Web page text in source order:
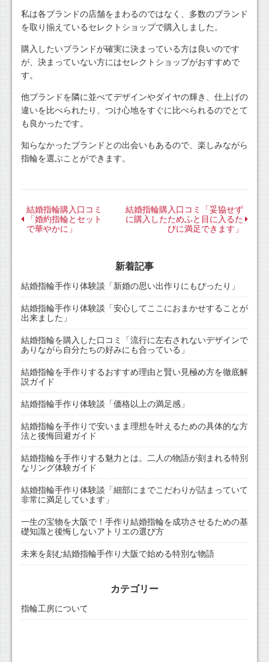
私は各ブランドの店舗をまわるのではなく、多数のブランド
を取り揃えているセレクトショップで購入しました。
購入したいブランドが確実に決まっている方は良いのです
が、決まっていない方にはセレクトショップがおすすめで
す。
他ブランドを隣に並べてデザインやダイヤの輝き、仕上げの
違いを比べられたり、つけ心地をすぐに比べられるのでとて
も良かったです。
知らなかったブランドとの出会いもあるので、楽しみながら
指輪を選ぶことができます。
結婚指輪購入口コミ
「婚約指輪とセット
で華やかに」
結婚指輪購入口コミ「妥協せず
に購入したためふと目に入るた
びに満足できます」
新着記事
結婚指輪手作り体験談「新婚の思い出作りにもぴったり」
結婚指輪手作り体験談「安心してここにおまかせすることが
出来ました」
結婚指輪を購入した口コミ「流行に左右されないデザインで
ありながら自分たちの好みにも合っている」
結婚指輪を手作りするおすすめ理由と賢い見極め方を徹底解
説ガイド
結婚指輪手作り体験談「価格以上の満足感」
結婚指輪を手作りで安いまま理想を叶えるための具体的な方
法と後悔回避ガイド
結婚指輪を手作りする魅力とは。二人の物語が刻まれる特別
なリング体験ガイド
結婚指輪手作り体験談「細部にまでこだわりが詰まっていて
非常に満足しています」
一生の宝物を大阪で！手作り結婚指輪を成功させるための基
礎知識と後悔しないアトリエの選び方
未来を刻む結婚指輪手作り大阪で始める特別な物語
カテゴリー
指輪工房について